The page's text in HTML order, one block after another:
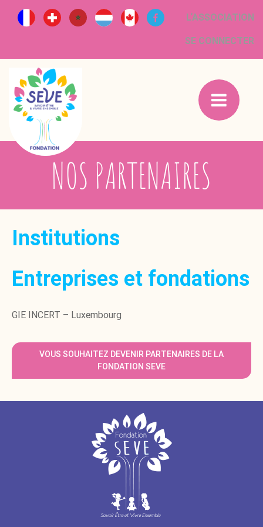
L‘ASSOCIATION
SE CONNECTER
NOS PARTENAIRES
Institutions
Entreprises et fondations
GIE INCERT – Luxembourg
VOUS SOUHAITEZ DEVENIR PARTENAIRES DE LA
FONDATION SEVE